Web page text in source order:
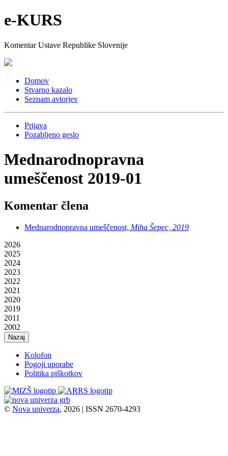
e-KURS
Komentar Ustave Republike Slovenije
Domov
Stvarno kazalo
Seznam avtorjev
Prijava
Pozabljeno geslo
Mednarodnopravna
umeščenost 2019-01
Komentar člena
Mednarodnopravna umeščenost, Miha Šepec, 2019
2026
2025
2024
2023
2022
2021
2020
2019
2011
2002
Nazaj
Kolofon
Pogoji uporabe
Politika piškotkov
© Nova univerza, 2026 | ISSN 2670-4293